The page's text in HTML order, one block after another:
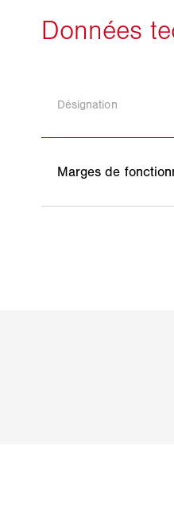
Désignation
Marges de